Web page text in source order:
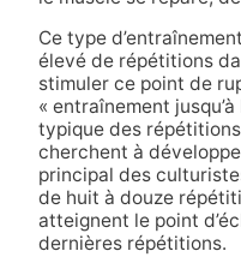
Ce type
élevé de répétitions
stimuler ce point de
« entraînement
typique des
cherchent à
principal des
de huit à douze
atteignent le point
dernières répétitions.